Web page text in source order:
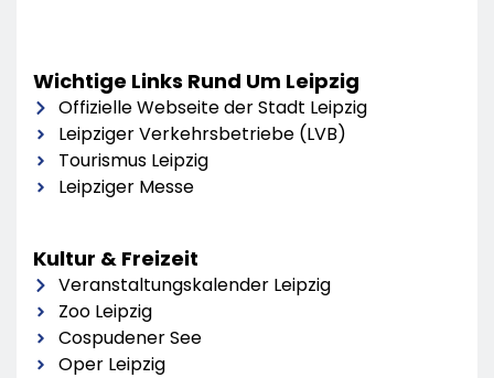
Wichtige Links Rund Um Leipzig
Offizielle Webseite der Stadt Leipzig
Leipziger Verkehrsbetriebe (LVB)
Tourismus Leipzig
Leipziger Messe
Kultur & Freizeit
Veranstaltungskalender Leipzig
Zoo Leipzig
Cospudener See
Oper Leipzig